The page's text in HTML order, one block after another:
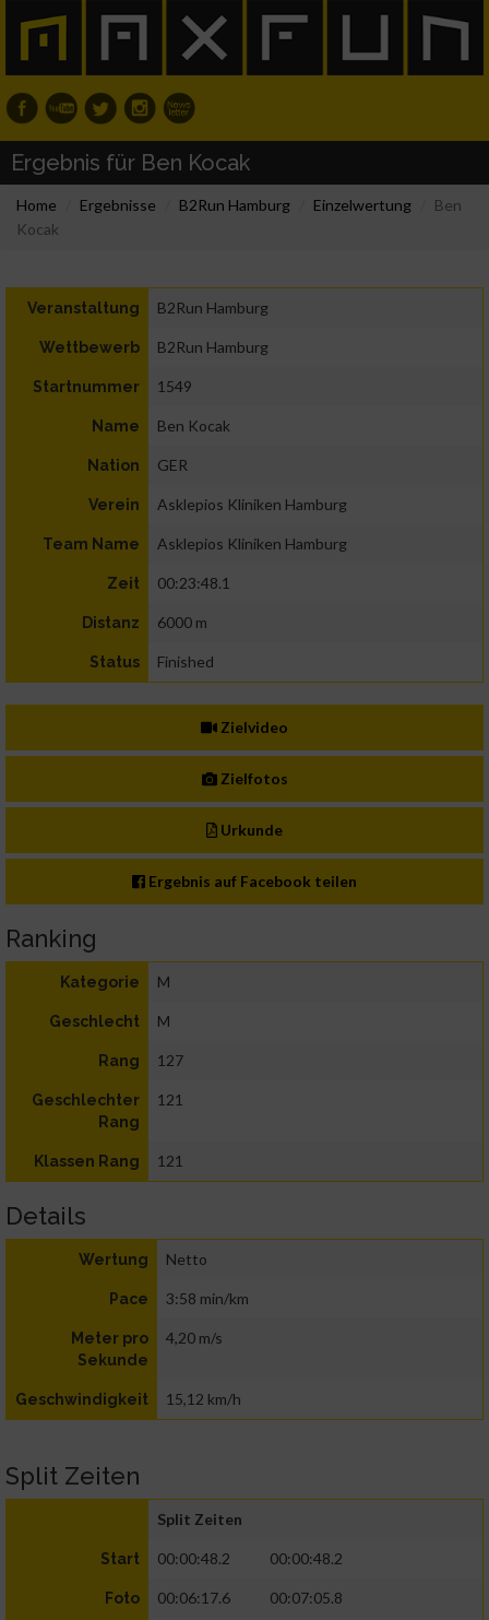
Ergebnis für Ben Kocak
Home Ergebnisse B2Run Hamburg Einzelwertung
Ben
Kocak
Veranstaltung B2Run Hamburg
Wettbewerb B2Run Hamburg
Startnummer 1549
Name Ben Kocak
Nation GER
Verein Asklepios Kliniken Hamburg
Team Name Asklepios Kliniken Hamburg
Zeit 00:23:48.1
Distanz 6000 m
Status Finished
Zielvideo
Zielfotos
Urkunde
Ergebnis auf Facebook teilen
Ranking
Kategorie M
Geschlecht M
Rang 127
Geschlechter
Rang
121
Klassen Rang 121
Details
Wertung Netto
Pace 3:58 min/km
Meter pro
Sekunde
4,20 m/s
Geschwindigkeit 15,12 km/h
Split Zeiten
Split Zeiten
Start 00:00:48.2 00:00:48.2
Foto 00:06:17.6 00:07:05.8